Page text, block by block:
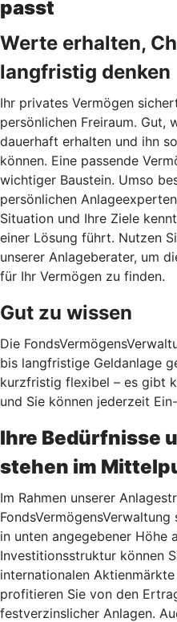
passt
Werte erhalten,
langfristig denken
Ihr privates Vermögen
persönlichen Freiraum. Gut,
dauerhaft erhalten und ihn
können. Eine passende
wichtiger Baustein. Umso
persönlichen
Situation und Ihre Ziele
einer Lösung führt. Nutzen
unserer Anlageberater, um
für Ihr Vermögen zu finden.
Gut zu wissen
Die
bis langfristige Geldanlage
kurzfristig flexibel – es gibt
und Sie können jederzeit
Ihre Bedürfnisse
stehen im
Im Rahmen unserer
in unten angegebener Höhe
Investitionsstruktur können
internationalen
profitieren Sie von den
festverzinslicher Anlagen.